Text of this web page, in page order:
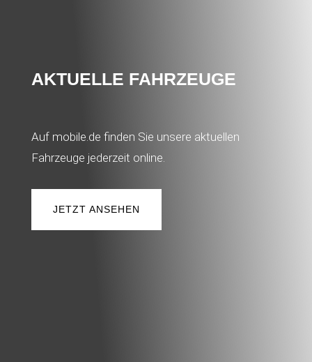
AKTUELLE FAHRZEUGE
Auf mobile.de finden Sie unsere aktuellen
Fahrzeuge jederzeit online.
JETZT ANSEHEN